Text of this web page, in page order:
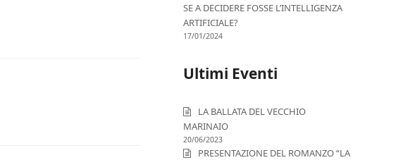
SE A DECIDERE FOSSE L’INTELLIGENZA
ARTIFICIALE?
17/01/2024
Ultimi Eventi
LA BALLATA DEL VECCHIO
MARINAIO
20/06/2023
PRESENTAZIONE DEL ROMANZO “LA